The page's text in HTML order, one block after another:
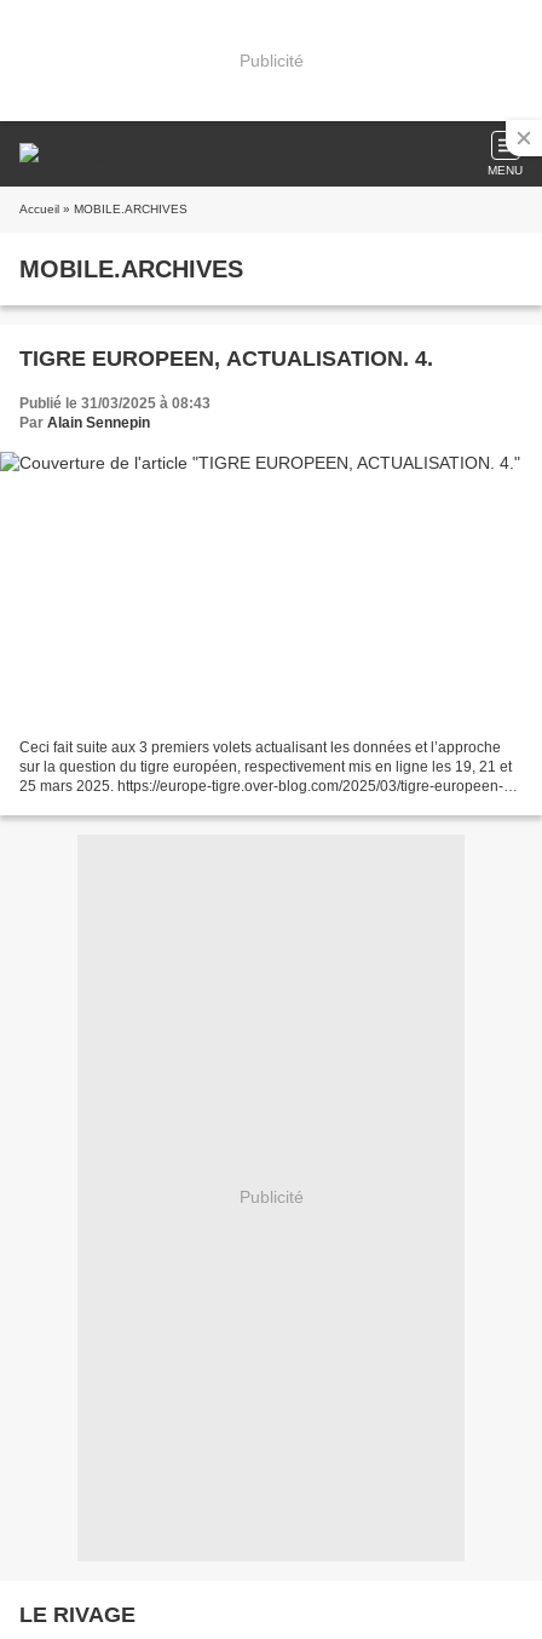
Publicité
MENU
Accueil » MOBILE.ARCHIVES
MOBILE.ARCHIVES
TIGRE EUROPEEN, ACTUALISATION. 4.
Publié le 31/03/2025 à 08:43
Par Alain Sennepin
Ceci fait suite aux 3 premiers volets actualisant les données et l’approche
sur la question du tigre européen, respectivement mis en ligne les 19, 21 et
25 mars 2025. https://europe-tigre.over-blog.com/2025/03/tigre-europeen-
europeen-actualisation.2.html...
Publicité
LE RIVAGE